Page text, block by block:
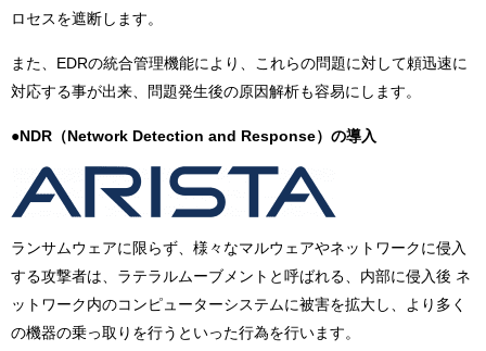
ロセスを遮断します。
また、EDRの統合管理機能により、これらの問題に対して頼迅速に
対応する事が出来、問題発生後の原因解析も容易にします。
●NDR（Network Detection and Response）の導入
ランサムウェアに限らず、様々なマルウェアやネットワークに侵入
する攻撃者は、ラテラルムーブメントと呼ばれる、内部に侵入後 ネ
ットワーク内のコンピューターシステムに被害を拡大し、より多く
の機器の乗っ取りを行うといった行為を行います。